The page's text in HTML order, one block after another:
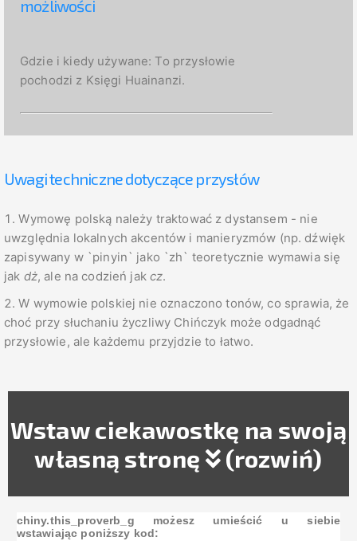
możliwości
Gdzie i kiedy używane: To przysłowie
pochodzi z Księgi Huainanzi.
Uwagi techniczne dotyczące przysłów
Wymowę polską należy traktować z dystansem - nie
uwzględnia lokalnych akcentów i manieryzmów (np. dźwięk
zapisywany w `pinyin` jako `zh` teoretycznie wymawia się
jak dż, ale na codzień jakcz.
W wymowie polskiej nie oznaczono tonów, co sprawia, że
choć przy słuchaniu życzliwy Chińczyk może odgadnąć
przysłowie, ale każdemu przyjdzie to łatwo.
Wstaw ciekawostkę na swoją
własną stronę
(rozwiń)
chiny.this_proverb_g możesz umieścić u siebie
wstawiając poniższy kod: